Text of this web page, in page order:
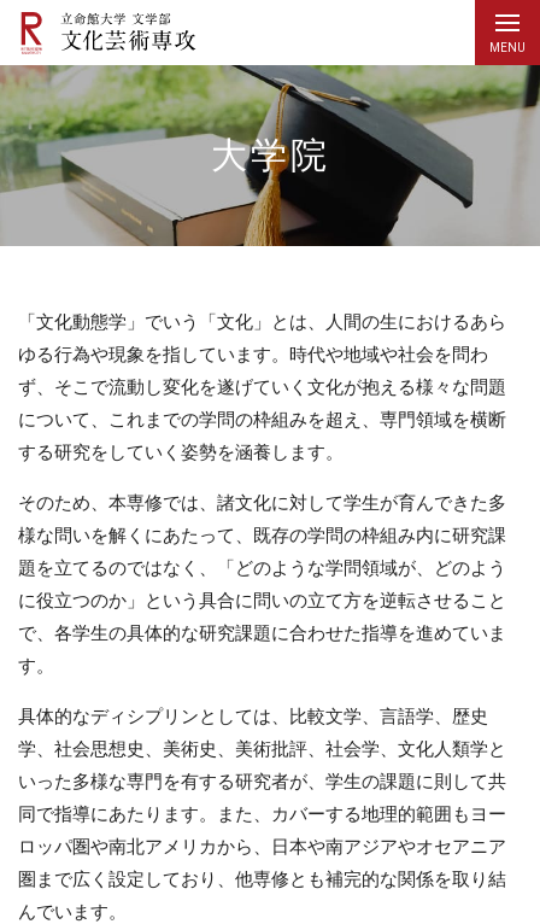
大学院
「文化動態学」でいう「文化」とは、人間の生におけるあら
ゆる行為や現象を指しています。時代や地域や社会を問わ
ず、そこで流動し変化を遂げていく文化が抱える様々な問題
について、これまでの学問の枠組みを超え、専門領域を横断
する研究をしていく姿勢を涵養します。
そのため、本専修では、諸文化に対して学生が育んできた多
様な問いを解くにあたって、既存の学問の枠組み内に研究課
題を立てるのではなく、「どのような学問領域が、どのよう
に役立つのか」という具合に問いの立て方を逆転させること
で、各学生の具体的な研究課題に合わせた指導を進めていま
す。
具体的なディシプリンとしては、比較文学、言語学、歴史
学、社会思想史、美術史、美術批評、社会学、文化人類学と
いった多様な専門を有する研究者が、学生の課題に則して共
同で指導にあたります。また、カバーする地理的範囲もヨー
ロッパ圏や南北アメリカから、日本や南アジアやオセアニア
圏まで広く設定しており、他専修とも補完的な関係を取り結
んでいます。